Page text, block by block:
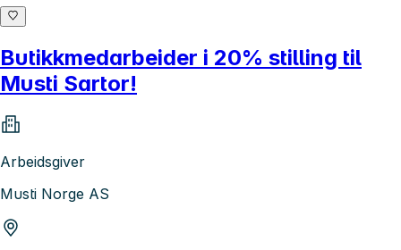
Butikkmedarbeider i 20% stilling til
Musti Sartor!
Arbeidsgiver
Musti Norge AS